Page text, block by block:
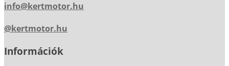
info@kertmotor.hu
@kertmotor.hu
Információk